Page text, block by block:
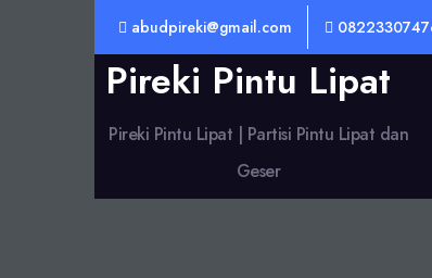
abudpireki@gmail.com
Pireki Pintu Lipat
Pireki Pintu Lipat | Partisi Pintu Lipat dan
Geser